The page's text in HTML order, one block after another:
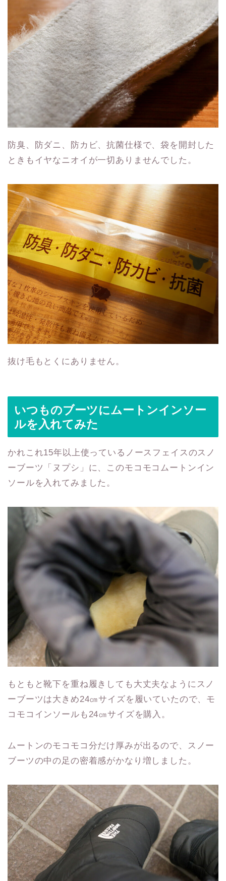
防臭、防ダニ、防カビ、抗菌仕様で、袋を開封した
ときもイヤなニオイが一切ありませんでした。
抜け毛もとくにありません。
いつものブーツにムートンインソー
ルを入れてみた
かれこれ15年以上使っているノースフェイスのスノ
ーブーツ「ヌプシ」に、このモコモコムートンイン
ソールを入れてみました。
もともと靴下を重ね履きしても大丈夫なようにスノ
ーブーツは大きめ24㎝サイズを履いていたので、モ
コモコインソールも24㎝サイズを購入。
ムートンのモコモコ分だけ厚みが出るので、スノー
ブーツの中の足の密着感がかなり増しました。